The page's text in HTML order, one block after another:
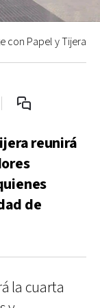
con Papel y Tijera
reunirá
de
la cuarta